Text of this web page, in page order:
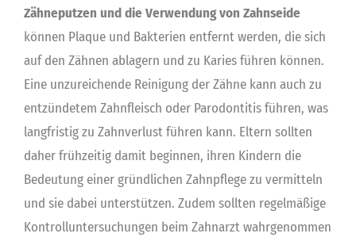
Zähneputzen und die Verwendung von Zahnseide
können Plaque und Bakterien entfernt werden, die sich
auf den Zähnen ablagern und zu Karies führen können.
Eine unzureichende Reinigung der Zähne kann auch zu
entzündetem Zahnfleisch oder Parodontitis führen, was
langfristig zu Zahnverlust führen kann. Eltern sollten
daher frühzeitig damit beginnen, ihren Kindern die
Bedeutung einer gründlichen Zahnpflege zu vermitteln
und sie dabei unterstützen. Zudem sollten regelmäßige
Kontrolluntersuchungen beim Zahnarzt wahrgenommen